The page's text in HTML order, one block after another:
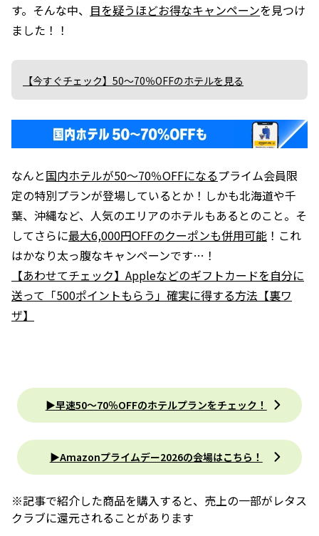
す。そんな中、 目を疑うほどお得なキャンペーンを見つけ
ました！！
【今すぐチェック】50〜70％OFFのホテルを見る
なんと国内ホテルが50〜70％OFFになるプライム会員限
定の特別プランが登場しているとか！しかも北海道や千
葉、沖縄など、人気のエリアのホテルもあるとのこと。そ
してさらに最大6,000円OFFのクーポンも併用可能 ！これ
はかなり太っ腹なキャンペーンです…！
【あわせてチェック】Appleなどのギフトカードを自分に
送って「500ポイントもらう」確実に得する方法【裏ワ
ザ】
▶︎早速50〜70％OFFのホテルプランをチェック！
▶︎Amazonプライムデー2026の会場はこちら！
※記事で紹介した商品を購入すると、売上の一部がレタス
クラブに還元されることがあります